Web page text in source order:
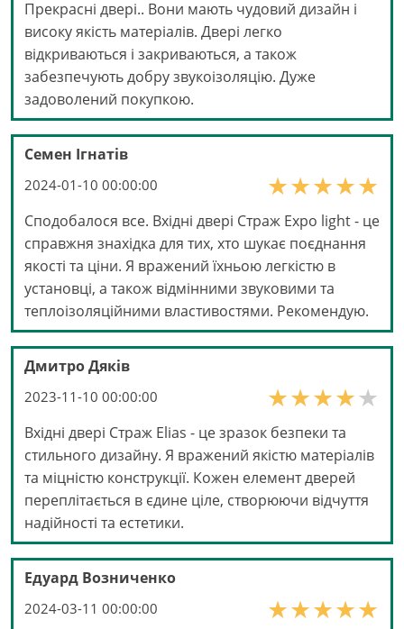
Прекрасні двері.. Вони мають чудовий дизайн і
високу якість матеріалів. Двері легко
відкриваються і закриваються, а також
забезпечують добру звукоізоляцію. Дуже
задоволений покупкою.
Семен Ігнатів
2024-01-10 00:00:00
Сподобалося все. Вхідні двері Страж Expo light - це
справжня знахідка для тих, хто шукає поєднання
якості та ціни. Я вражений їхньою легкістю в
установці, а також відмінними звуковими та
теплоізоляційними властивостями. Рекомендую.
Дмитро Дяків
2023-11-10 00:00:00
Вхідні двері Страж Elias - це зразок безпеки та
стильного дизайну. Я вражений якістю матеріалів
та міцністю конструкції. Кожен елемент дверей
переплітається в єдине ціле, створюючи відчуття
надійності та естетики.
Едуард Возниченко
2024-03-11 00:00:00